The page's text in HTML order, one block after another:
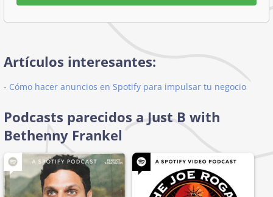
Artículos interesantes:
- Cómo hacer anuncios en Spotify para impulsar tu negocio
Podcasts parecidos a Just B with
Bethenny Frankel